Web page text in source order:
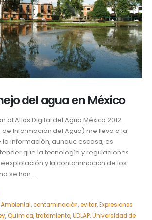
del agua en México
al Atlas Digital del Agua México 2012
de Información del Agua) me lleva a la
la información, aunque escasa, es
que la tecnología y regulaciones
y la contaminación de los
se han...
Ambiental,contaminación,evitar,Expresiones
,Química,tratamiento,UDLAP,Universidad de